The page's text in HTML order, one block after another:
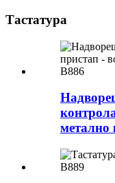
Тастатура
метално